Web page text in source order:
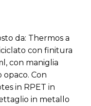
da: Thermos a
con finitura
con maniglia
Con
in RPET in
in metallo